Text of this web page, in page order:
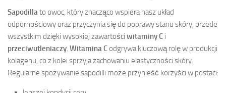
Sapodillato owoc, który znacząco wspiera nasz układ
odpornościowy oraz przyczynia się do poprawy stanu skóry, przede
wszystkim dzięki wysokiej zawartości witaminy C i
przeciwutleniaczy. Witamina Codgrywa kluczową rolę w produkcji
kolagenu, co z kolei sprzyja zachowaniu elastyczności skóry.
Regularne spożywanie sapodilli może przynieść korzyści w postaci: